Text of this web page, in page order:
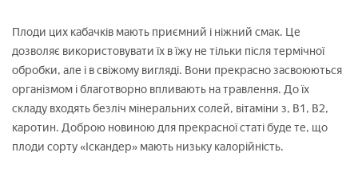
Плоди цих кабачків мають приємний і ніжний смак. Це
дозволяє використовувати їх в їжу не тільки після термічної
обробки, але і в свіжому вигляді. Вони прекрасно засвоюються
організмом і благотворно впливають на травлення. До їх
складу входять безліч мінеральних солей, вітаміни з, В1, В2,
каротин. Доброю новиною для прекрасної статі буде те, що
плоди сорту «Іскандер» мають низьку калорійність.